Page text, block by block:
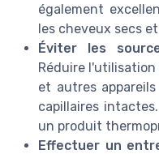
également
les cheveux secs
Éviter les
Réduire
et autres
capillaires
un produit
Effectuer un